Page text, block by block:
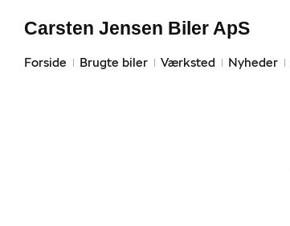
Forside Brugte biler Værksted Nyheder
Carsten Jensen Biler ApS